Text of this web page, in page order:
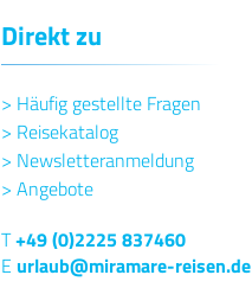
Direkt zu
> Häufig gestellte Fragen
> Reisekatalog
> Newsletteranmeldung
> Angebote
T+49 (0)2225 837460
E urlaub@miramare-reisen.de